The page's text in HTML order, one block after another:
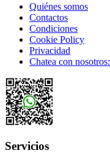
Quiénes somos
Contactos
Condiciones
Cookie Policy
Privacidad
Chatea con nosotros:
Servicios